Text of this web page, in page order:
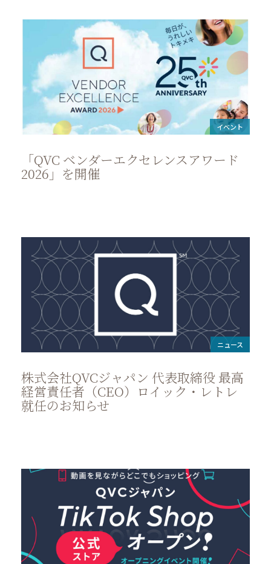
イベント
「QVC ベンダーエクセレンスアワード
2026」を開催
ニュース
株式会社QVCジャパン 代表取締役 最高
経営責任者（CEO）ロイック・レトレ
就任のお知らせ